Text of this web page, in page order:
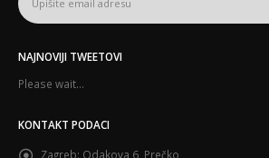
NAJNOVIJI TWEETOVI
Please wait...
KONTAKT PODACI
Zagreb: Odakova 6, Prečko